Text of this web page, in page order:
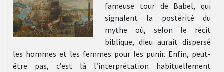
fameuse tour de Babel, qui
signalent la postérité du
mythe où, selon le récit
biblique, dieu aurait dispersé
les hommes et les femmes pour les punir. Enfin, peut-
être pas, c’est là l’interprétation habituellement